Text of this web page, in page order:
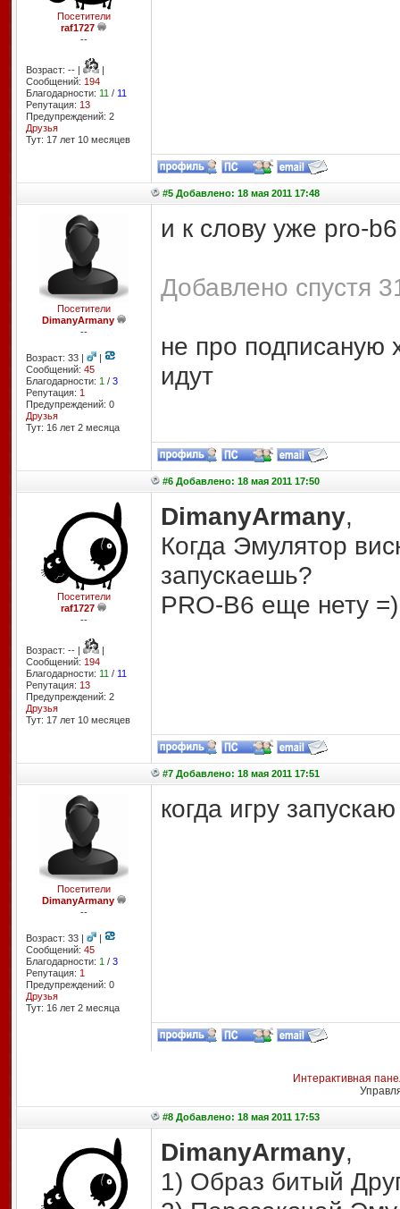
Посетители
raf1727
--
Возраст: -- |
|
Сообщений: 194
Благодарности: 11 / 11
Репутация: 13
Предупреждений: 2
Друзья
Тут: 17 лет 10 месяцев
#5 Добавлено: 18 мая 2011 17:48
Посетители
DimanyArmany
--
Возраст: 33 |
|
Сообщений: 45
Благодарности: 1 / 3
Репутация: 1
Предупреждений: 0
Друзья
Тут: 16 лет 2 месяцa
и к слову уже pro-
Добавлено спустя
не про подписаную
идут
#6 Добавлено: 18 мая 2011 17:50
Посетители
raf1727
--
Возраст: -- |
|
Сообщений: 194
Благодарности: 11 / 11
Репутация: 13
Предупреждений: 2
Друзья
Тут: 17 лет 10 месяцев
DimanyArmany,
Когда Эмулятор
запускаешь?
PRO-B6 еще нету =)
#7 Добавлено: 18 мая 2011 17:51
Посетители
DimanyArmany
--
Возраст: 33 |
|
Сообщений: 45
Благодарности: 1 / 3
Репутация: 1
Предупреждений: 0
Друзья
Тут: 16 лет 2 месяцa
когда игру
Интерактивная
#8 Добавлено: 18 мая 2011 17:53
DimanyArmany,
1) Образ битый